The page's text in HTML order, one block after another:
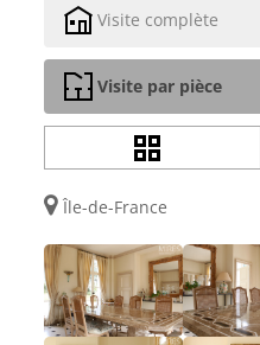
Visite complète
Visite par pièce
Île-de-France